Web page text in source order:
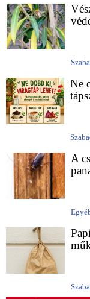
Ne
A